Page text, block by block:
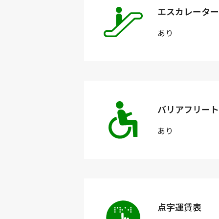
エスカレーター
あり
バリアフリー
あり
点字運賃表